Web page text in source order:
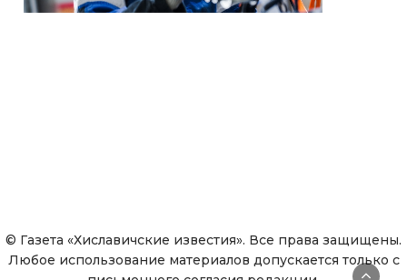
© Газета «Хиславичские известия». Все права защищены.
Любое использование материалов допускается только с